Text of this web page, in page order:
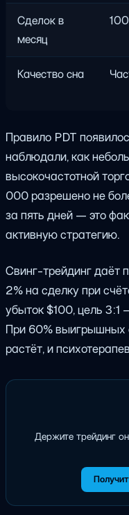
Сделок в
месяц
Качество сна
Правило PDT
наблюдали, как
высокочастотной
000 разрешено не
за пять дней — это
активную стратегию.
Свинг-трейдинг даёт
2% на сделку при
убыток $100, цель
При 60% выигрышных
растёт, и
Держите трейдинг